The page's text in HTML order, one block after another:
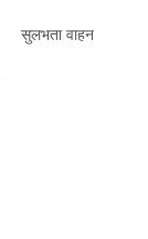
सुलभता वाहन